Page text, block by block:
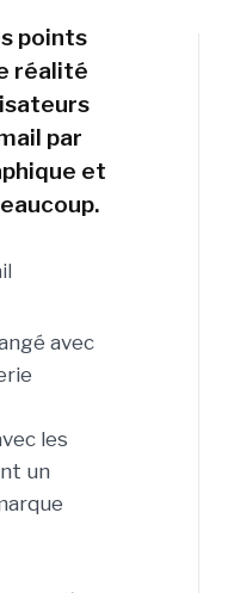
points
réalité
par
et
avec
les
un